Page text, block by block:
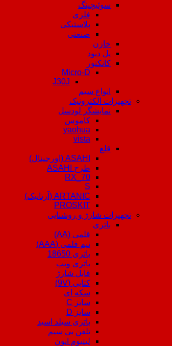
سوئیچینگ
فلزی
پلاستیکی
صنعتی
خازن
پل دیود
کانکتور
Micro-D
J30J
انواع سیم
تجهیزات الکترونیک
نمایشگر لودسل
کاموس
yaohua
vista
قلع
ASAHI (اورجینال)
طرح ASAHI
RX_70
S
ARTANIC (آرتانیک)
PROSKIT
تجهیزات شارژ و روشنایی
باتری
قلمی (AA)
نیم قلمی (AAA)
باتری 18650
باتری ویپ
قابل شارژ
کتابی (9V)
سکه ای
سایز C
سایز D
باتری سیلد اسید
تلفن بی سیم
لیتیوم ایون